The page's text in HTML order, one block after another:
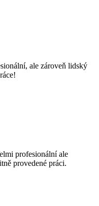
ale zároveň lidský
profesionální ale
provedené práci.